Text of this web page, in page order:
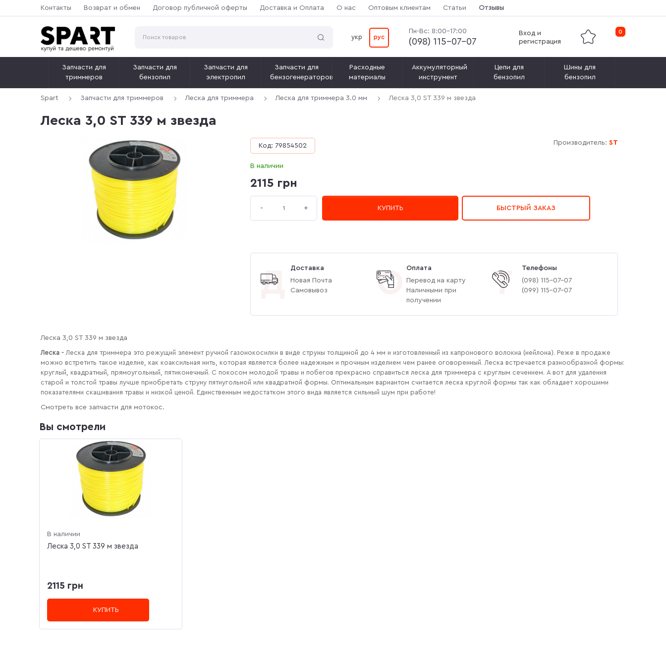
Контакты Возврат и обмен Договор публичной оферты Доставка и Оплата О нас Оптовым клиентам Статьи Отзывы
0
Вход и
регистрация
Пн-Вс: 8:00-17:00
(‎098) 115-07-07
укр рус
Запчасти для
триммеров
Запчасти для
бензопил
Запчасти для
электропил
Запчасти для
бензогенераторов
Расходные
материалы
Аккумуляторный
инструмент
Цепи для
бензопил
Шины для
бензопил
Spart Запчасти для триммеров Леска для триммера Леска для триммера 3.0 мм Леска 3,0 ST 339 м звезда
Леска 3,0 ST 339 м звезда
Производитель: ST
Код: 79854502
В наличии
2115 грн
- + КУПИТЬ БЫСТРЫЙ ЗАКАЗ
Д
Доставка
Новая Почта
Самовывоз
О
Оплата
Перевод на карту
Наличными при
получении
Т
Телефоны
(‎098) 115-07-07
(‎099) 115-07-07
Леска 3,0 ST 339 м звезда
Леска -Леска для триммера это режущий элемент ручной газонокосилки в виде струны толщиной до 4 мм и изготовленный из капронового волокна (нейлона). Реже в продаже
можно встретить такое изделие, как коаксильная нить, которая является более надежным и прочным изделием чем ранее оговоренный. Леска встречается разнообразной формы:
круглый, квадратный, прямоугольный, пятиконечный. С покосом молодой травы и побегов прекрасно справиться леска для триммера с круглым сечением. А вот для удаления
старой и толстой травы лучше приобретать струну пятиугольной или квадратной формы. Оптимальным вариантом считается леска круглой формы так как обладает хорошими
показателями скашивания травы и низкой ценой. Единственным недостатком этого вида является сильный шум при работе!
Смотреть все запчасти для мотокос.
Вы смотрели
В наличии
Леска 3,0 ST 339 м звезда
2115 грн
КУПИТЬ